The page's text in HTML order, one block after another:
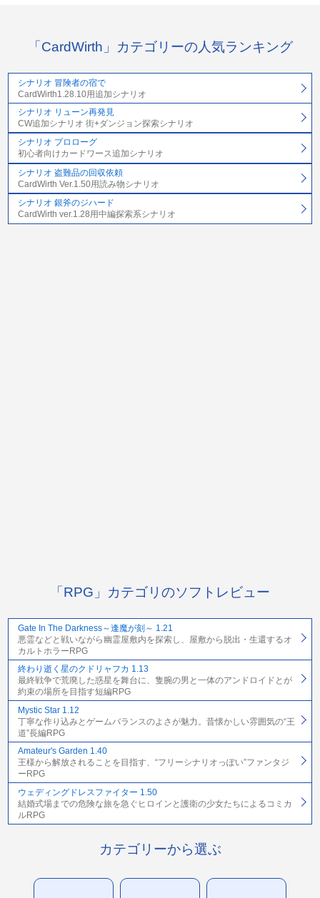
「CardWirth」カテゴリーの人気ランキング
シナリオ 冒険者の宿で
CardWirth1.28.10用追加シナリオ
シナリオ リューン再発見
CW追加シナリオ 街+ダンジョン探索シナリオ
シナリオ プロローグ
初心者向けカードワース追加シナリオ
シナリオ 盗難品の回収依頼
CardWirth Ver.1.50用読み物シナリオ
シナリオ 銀斧のジハード
CardWirth ver.1.28用中編探索系シナリオ
「RPG」カテゴリのソフトレビュー
Gate In The Darkness～逢魔が刻～ 1.21
悪霊などと戦いながら幽霊屋敷内を探索し、屋敷から脱出・生還するオ
カルトホラーRPG
終わり逝く星のクドリャフカ 1.13
最終戦争で荒廃した惑星を舞台に、隻腕の男と一体のアンドロイドとが
約束の場所を目指す短編RPG
Mystic Star 1.12
丁寧な作り込みとゲームバランスのよさが魅力。昔懐かしい雰囲気の“王
道”長編RPG
Amateur's Garden 1.40
王様から解放されることを目指す、“フリーシナリオっぽい”ファンタジ
ーRPG
ウェディングドレスファイター 1.50
結婚式場までの危険な旅を急ぐヒロインと護衛の少女たちによるコミカ
ルRPG
カテゴリーから選ぶ